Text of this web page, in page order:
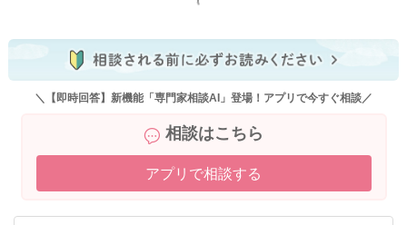
＼【即時回答】新機能「専門家相談AI」登場！アプリで今すぐ相談／
相談はこちら
アプリで相談する